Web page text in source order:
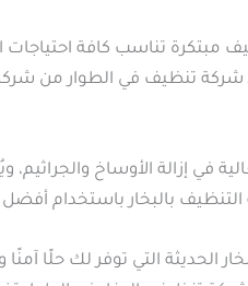
تناسب كافة احتياجات
بـ شركة تنظيف في الطوار من
في إزالة الأوساخ
بالبخار باستخدام أفضل
التي توفر لك حلًا آمنًا